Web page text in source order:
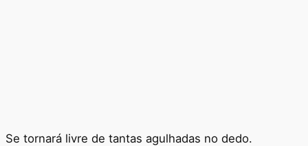
Se tornará livre de tantas agulhadas no dedo.